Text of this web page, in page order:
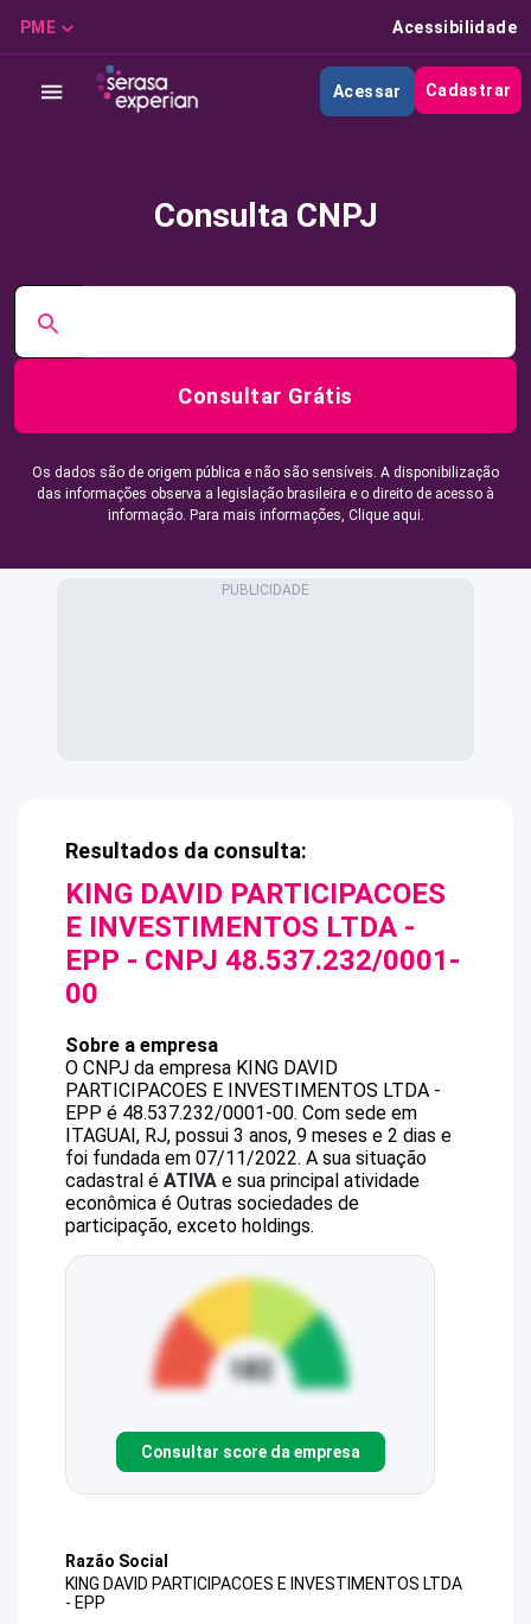
PME Acessibilidade
Acessar Cadastrar
Consulta CNPJ
Consultar Grátis
Os dados são de origem pública e não são sensíveis. A disponibilização
das informações observa a legislação brasileira e o direito de acesso à
informação. Para mais informações, Clique aqui.
Resultados da consulta:
KING DAVID PARTICIPACOES
E INVESTIMENTOS LTDA -
EPP - CNPJ 48.537.232/0001-
00
Sobre a empresa
O CNPJ da empresa KING DAVID
PARTICIPACOES E INVESTIMENTOS LTDA -
EPP é 48.537.232/0001-00. Com sede em
ITAGUAI, RJ, possui 3 anos, 9 meses e 2 dias e
foi fundada em 07/11/2022. A sua situação
cadastral é ATIVA e sua principal atividade
econômica é Outras sociedades de
participação, exceto holdings.
Consultar score da empresa
Razão Social
KING DAVID PARTICIPACOES E INVESTIMENTOS LTDA
- EPP